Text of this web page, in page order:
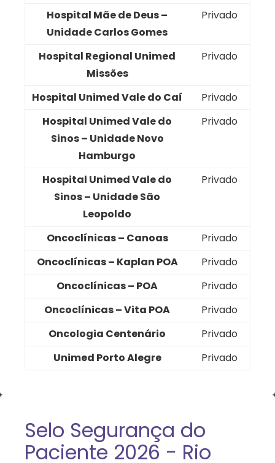
Hospital Mãe de Deus –
Unidade Carlos Gomes
Privado
Hospital Regional Unimed
Missões
Privado
Hospital Unimed Vale do Caí
Privado
Hospital Unimed Vale do
Sinos – Unidade Novo
Hamburgo
Privado
Hospital Unimed Vale do
Sinos – Unidade São
Leopoldo
Privado
Oncoclínicas – Canoas
Privado
Oncoclínicas – Kaplan POA
Privado
Oncoclínicas – POA
Privado
Oncoclínicas – Vita POA
Privado
Oncologia Centenário
Privado
Unimed Porto Alegre
Privado
Selo Segurança do
Paciente 2026 - Rio